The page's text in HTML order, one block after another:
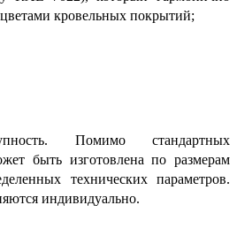
кровельных покрытий;
Помимо стандартных
быть изготовлена по размерам
технических параметров.
индивидуально.